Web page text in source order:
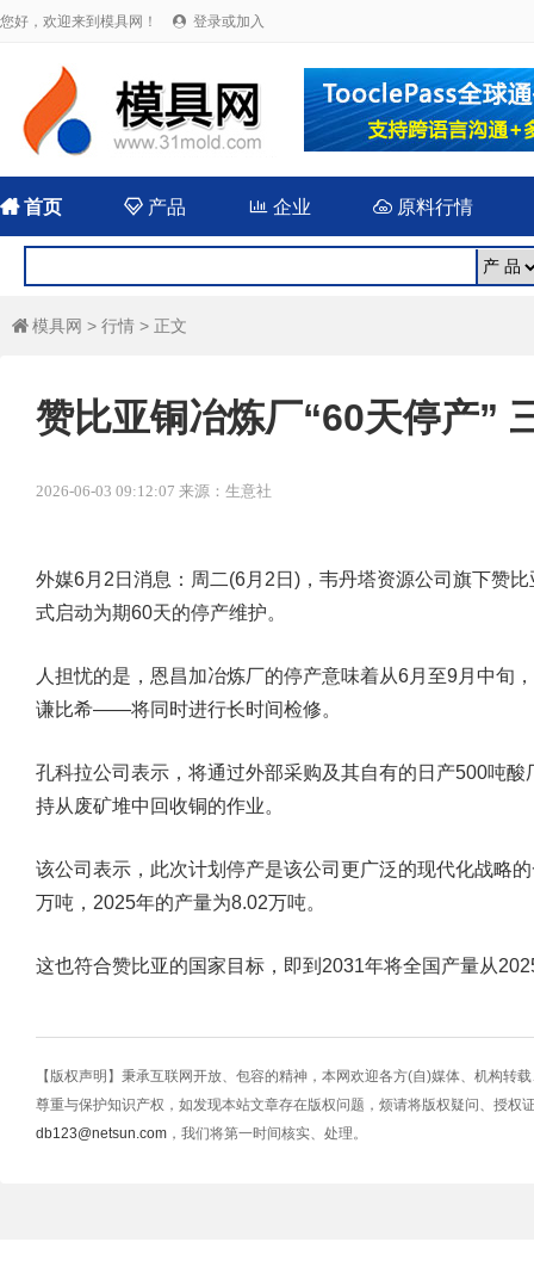
您好，欢迎来到模具网！  登录或加入
首页  产品 企业 原料行情
 模具网 > 行情 > 正文
赞比亚铜冶炼厂“60天停产”
2026-06-03 09:12:07 来源：生意社
外媒6月2日消息：周二(6月2日)，韦丹塔资源公司旗下赞
式启动为期60天的停产维护。
人担忧的是，恩昌加冶炼厂的停产意味着从6月至9月中
谦比希——将同时进行长时间检修。
孔科拉公司表示，将通过外部采购及其自有的日产500吨
持从废矿堆中回收铜的作业。
该公司表示，此次计划停产是该公司更广泛的现代化战略
万吨，2025年的产量为8.02万吨。
这也符合赞比亚的国家目标，即到2031年将全国产量从
【版权声明】秉承互联网开放、包容的精神，本网欢迎各方(自)媒体、机构转
尊重与保护知识产权，如发现本站文章存在版权问题，烦请将版权疑问、授权
db123@netsun.com ，我们将第一时间核实、处理。